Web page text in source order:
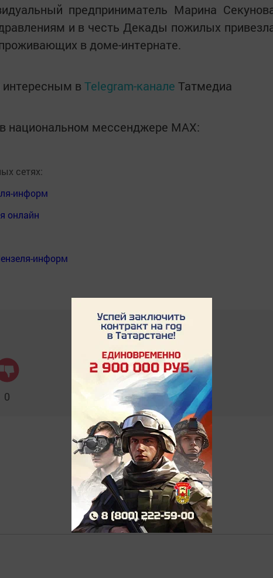
предприниматель Марина
и в честь Декады пожилых
в доме-интернате.
в Telegram-канале Татмедиа
национальном мессенджере MАХ:
сетях:
информ
онлайн
информ
0